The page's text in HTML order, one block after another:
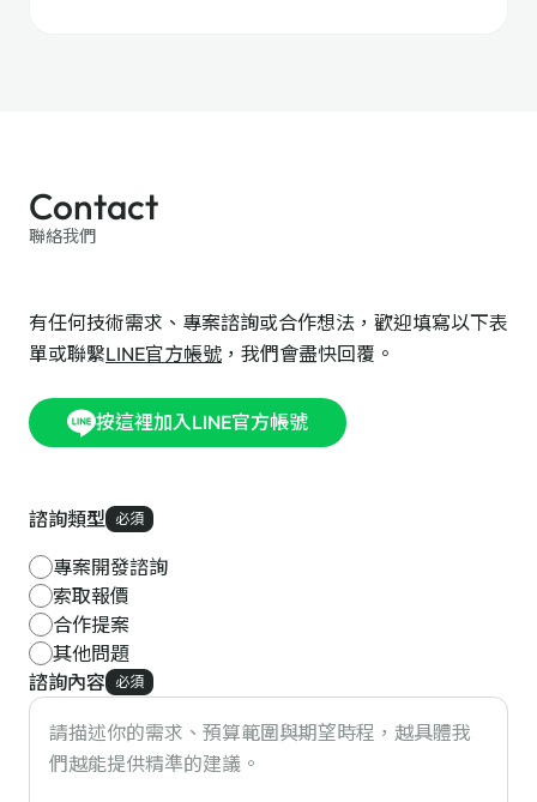
Contact
聯絡我們
有任何技術需求、專案諮詢或合作想法，歡迎填寫以下表
單或聯繫LINE官方帳號 ，我們會盡快回覆。
按這裡加入LINE官方帳號
諮詢類型 必須
專案開發諮詢
索取報價
合作提案
其他問題
諮詢內容 必須